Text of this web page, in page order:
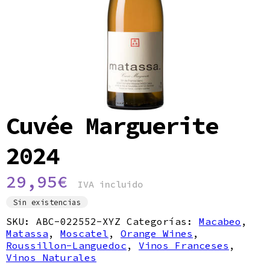
Política de privacidad
Cuvée Marguerite
2024
29,95€ IVA incluido
Sin existencias
SKU: ABC-022552-XYZ Categorías: Macabeo ,
Matassa , Moscatel , Orange Wines ,
Roussillon-Languedoc , Vinos Franceses ,
Vinos Naturales